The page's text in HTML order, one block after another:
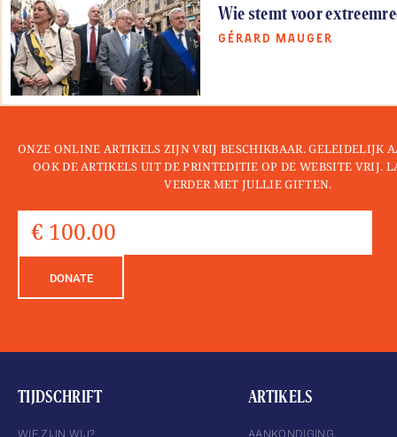
Wie stemt voor
GÉRARD MAUGER
ONZE ONLINE ARTIKELS ZIJN VRIJ BESCHIKBAAR. GELEIDELIJK
OOK DE ARTIKELS UIT DE PRINTEDITIE OP DE WEBSITE VRIJ.
VERDER MET JULLIE GIFTEN.
DONATE
TIJDSCHRIFT
WIE ZIJN WIJ?
ARTIKELS
AANKONDIGING